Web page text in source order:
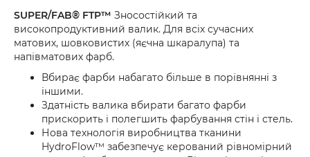
SUPER/FAB® FTP™ Зносостійкий та
високопродуктивний валик. Для всіх сучасних
матових, шовковистих (яєчна шкаралупа) та
напівматових фарб.
Вбирає фарби набагато більше в порівнянні з
іншими.
Здатність валика вбирати багато фарби
прискорить і полегшить фарбування стін і стель.
Нова технологія виробництва тканини
HydroFlow™ забезпечує керований рівномірний